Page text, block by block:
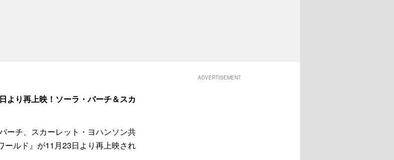
より再上映！ソーラ・バーチ＆スカ
ーチ、スカーレット・ヨハンソン共
ールド』が11月23日より再上映され
ADVERTISEMENT